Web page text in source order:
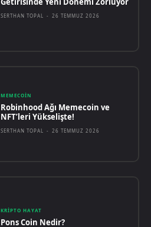
SERTHAN TOPAL - 26 TEMMUZ 2026
MEMECOIN
Robinhood Ağı Memecoin ve
NFT’leri Yükselişte!
SERTHAN TOPAL - 26 TEMMUZ 2026
KRIPTO HAYAT
Pons Coin Nedir?